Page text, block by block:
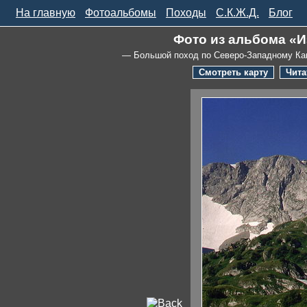
На главную Фотоальбомы Походы С.К.Ж.Д. Блог
Фото из альбома
— Большой поход по Северо-Западному
Смотреть карту